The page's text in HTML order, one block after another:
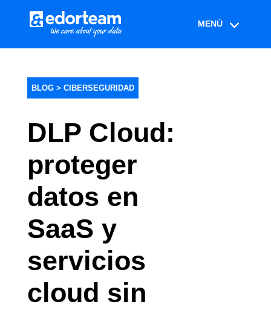
BLOG > CIBERSEGURIDAD
DLP Cloud:
proteger
datos en
SaaS y
servicios
cloud sin